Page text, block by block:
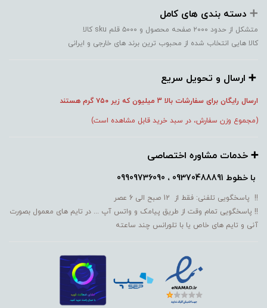
➕️ دسته بندی های کامل
متشکل از حدود ۲۰۰۰ صفحه محصول و ۵۰۰۰ قلم sku کالا
کالا هایی انتخاب شده از محبوب ترین برند های خارجی و ایرانی
➕️ ارسال و تحویل سریع
ارسال رایگان برای سفارشات بالا 3 میلیون که زیر ۷۵۰ گرم هستند
(مجموع وزن سفارش، در سبد خرید قابل مشاهده است)
➕️ خدمات مشاوره اختصاصی
با خطوط 09370488891 ، 09909736090
!! پاسخگویی تلفنی: فقط از 12 صبح الی 6 عصر
!! پاسخگویی تمام وقت از طریق پیامک و واتس آپ ... در تایم های معمول بصورت
آنی و تایم های خاص یا با تلورانس چند ساعته